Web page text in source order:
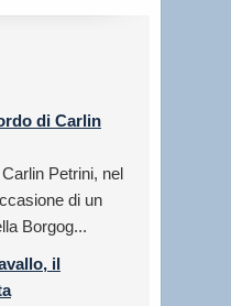
di Carlin
Petrini, nel
di un
Borgog...
il